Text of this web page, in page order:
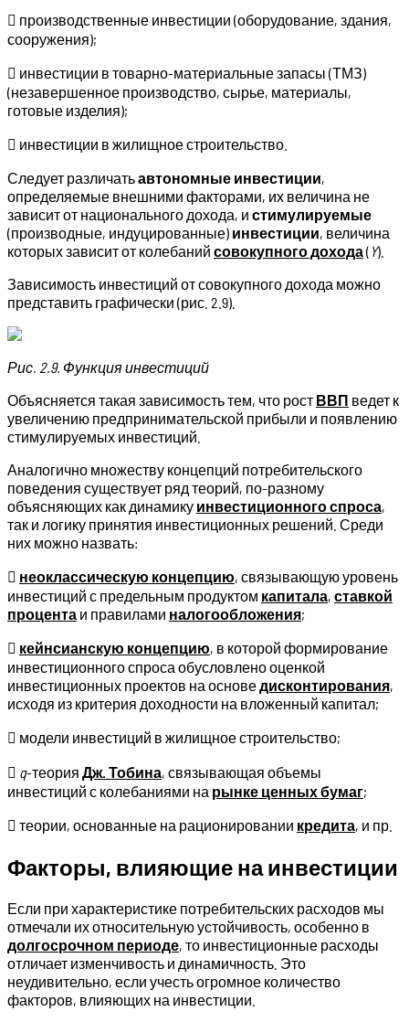
 производственные инвестиции (оборудование, здания,
сооружения);
 инвестиции в товарно-материальные запасы (ТМЗ)
(незавершенное производство, сырье, материалы,
готовые изделия);
 инвестиции в жилищное строительство.
Следует различатьавтономные инвестиции,
определяемые внешними факторами, их величина не
зависит от национального дохода, и стимулируемые
(производные, индуцированные) инвестиции, величина
которых зависит от колебаний совокупного дохода( Y).
Зависимость инвестиций от совокупного дохода можно
представить графически (рис. 2.9).
Рис. 2.9. Функция инвестиций
Объясняется такая зависимость тем, что рост ВВП ведет к
увеличению предпринимательской прибыли и появлению
стимулируемых инвестиций.
Аналогично множеству концепций потребительского
поведения существует ряд теорий, по-разному
объясняющих как динамику инвестиционного спроса,
так и логику принятия инвестиционных решений. Среди
них можно назвать:
 неоклассическую концепцию, связывающую уровень
инвестиций с предельным продуктом капитала, ставкой
процента и правилами налогообложения;
 кейнсианскую концепцию, в которой формирование
инвестиционного спроса обусловлено оценкой
инвестиционных проектов на основедисконтирования,
исходя из критерия доходности на вложенный капитал;
 модели инвестиций в жилищное строительство;
 q-теория Дж. Тобина, связывающая объемы
инвестиций с колебаниями на рынке ценных бумаг;
 теории, основанные на рационировании кредита, и пр.
Факторы, влияющие на инвестиции
Если при характеристике потребительских расходов мы
отмечали их относительную устойчивость, особенно в
долгосрочном периоде, то инвестиционные расходы
отличает изменчивость и динамичность. Это
неудивительно, если учесть огромное количество
факторов, влияющих на инвестиции.